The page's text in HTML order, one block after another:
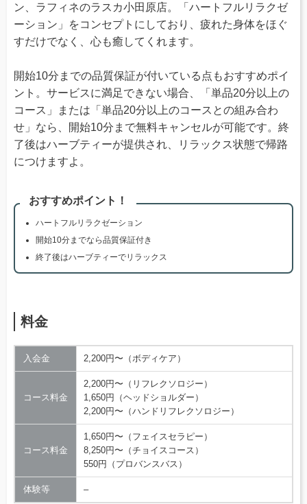
ン、ラフィネのラスカ小田原店。「ハートフルリラクゼ
ーション」をコンセプトにしており、疲れた身体をほぐ
すだけでなく、心も癒してくれます。
開始10分までの品質保証が付いている点もおすすめポイ
ント。サービスに満足できない場合、「単品20分以上の
コース」または「単品20分以上のコースとの組み合わ
せ」なら、開始10分まで無料キャンセルが可能です。終
了後はハーブティーが提供され、リラックス状態で帰路
につけますよ。
おすすめポイント！
ハートフルリラクゼーション
開始10分までなら品質保証付き
終了後はハーブティーでリラックス
料金
入会金 2,200円〜（ボディケア）
コース料金
2,200円〜（リフレクソロジー）
1,650円（ヘッドショルダー）
2,200円〜（ハンドリフレクソロジー）
コース料金
1,650円〜（フェイスセラピー）
8,250円〜（チョイスコース）
550円（プロバンスバス）
体験等 –